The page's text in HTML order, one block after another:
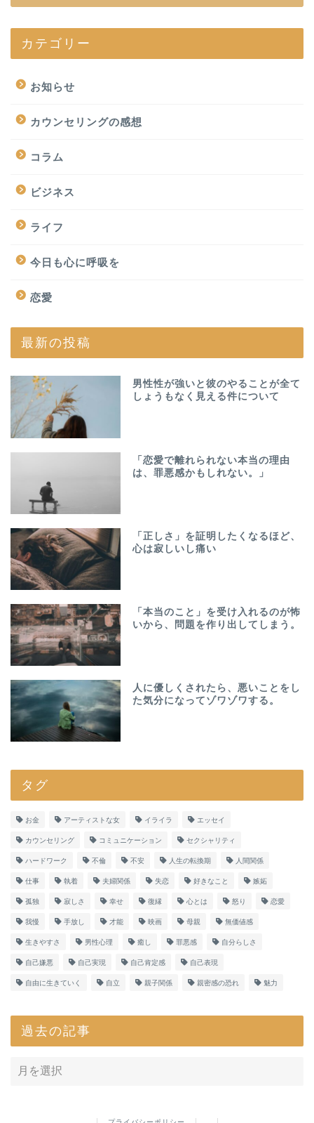
カテゴリー
お知らせ
カウンセリングの感想
コラム
ビジネス
ライフ
今日も心に呼吸を
恋愛
最新の投稿
男性性が強いと彼のやることが全て
しょうもなく見える件について
「恋愛で離れられない本当の理由
は、罪悪感かもしれない。」
「正しさ」を証明したくなるほど、
心は寂しいし痛い
「本当のこと」を受け入れるのが怖
いから、問題を作り出してしまう。
人に優しくされたら、悪いことをし
た気分になってゾワゾワする。
タグ
お金 アーティストな女 イライラ エッセイ
カウンセリング コミュニケーション セクシャリティ
ハードワーク 不倫 不安 人生の転換期 人間関係
仕事 執着 夫婦関係 失恋 好きなこと 嫉妬
孤独 寂しさ 幸せ 復縁 心とは 怒り 恋愛
我慢 手放し 才能 映画 母親 無価値感
生きやすさ 男性心理 癒し 罪悪感 自分らしさ
自己嫌悪 自己実現 自己肯定感 自己表現
自由に生きていく 自立 親子関係 親密感の恐れ 魅力
過去の記事